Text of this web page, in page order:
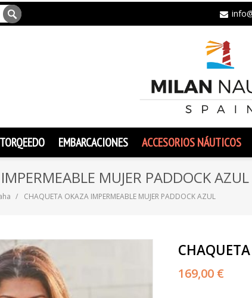
TORQEEDO EMBARCACIONES ACCESORIOS NÁUTICOS
MUJER PADDOCK AZUL
CHAQUETA OKAZA IMPERMEABLE MUJER PADDOCK AZUL
169,00 €